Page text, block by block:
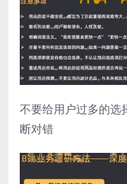
不要给用户过多的选
断对错